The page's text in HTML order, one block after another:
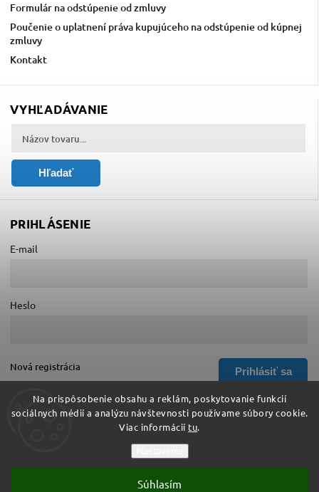
Na prispôsobenie obsahu a reklám, poskytovanie funkcií
sociálnych médií a analýzu návštevnosti používame súbory cookie.
Viac informácií tu.
Súhlasím
Formulár na odstúpenie od zmluvy
Poučenie o uplatnení práva kupujúceho na odstúpenie od kúpnej
zmluvy
Kontakt
VYHĽADÁVANIE
Hľadať
PRIHLÁSENIE
E-mail
Heslo
Prihlásiť sa
Nová registrácia
Zabudnuté heslo
Hurá do školy. Všetky práva vyhradené.
Upraviť nastavenie cookies